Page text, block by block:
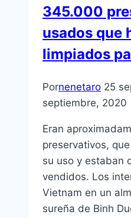
345.000
usados que
limpiados
Pornenetaro 25
septiembre, 2020
Eran
preservativos,
su uso y estaban
vendidos. Los
Vietnam en un
sureña de Binh